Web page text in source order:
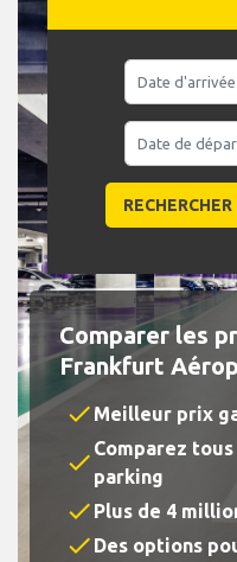
Comparer les
Frankfurt
check Meilleur prix
check Comparez
parking
check Plus de 4
check Des options